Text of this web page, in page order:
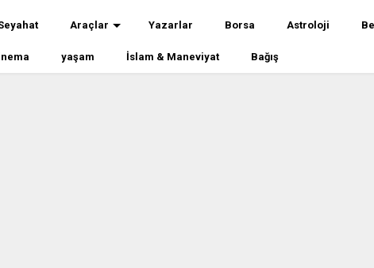
Araçlar Yazarlar Borsa Astroloji
yaşam İslam & Maneviyat Bağış